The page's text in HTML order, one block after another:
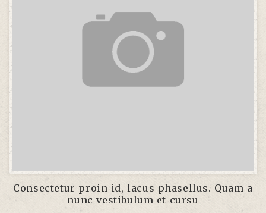
Consectetur proin id, lacus phasellus. Quam a
nunc vestibulum et cursu